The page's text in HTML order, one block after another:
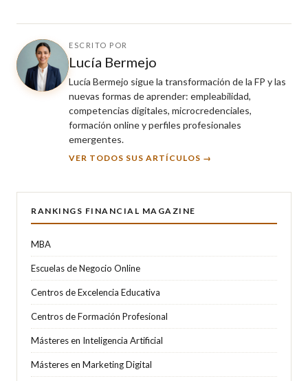
ESCRITO POR
Lucía Bermejo
Lucía Bermejo sigue la transformación de la FP y las
nuevas formas de aprender: empleabilidad,
competencias digitales, microcredenciales,
formación online y perfiles profesionales
emergentes.
VER TODOS SUS ARTÍCULOS →
RANKINGS FINANCIAL MAGAZINE
MBA
Escuelas de Negocio Online
Centros de Excelencia Educativa
Centros de Formación Profesional
Másteres en Inteligencia Artificial
Másteres en Marketing Digital